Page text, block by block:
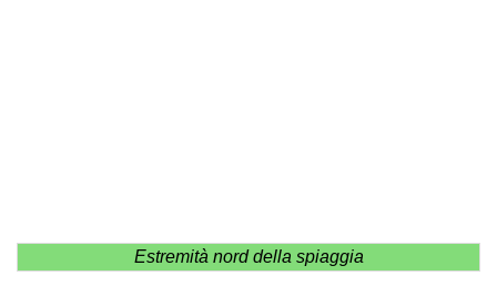
Estremità nord della spiaggia